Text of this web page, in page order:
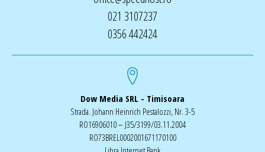
021 3107237
0356 442424
Dow Media SRL - Timisoara
Strada. Johann Heinrich Pestalozzi, Nr. 3-5
RO16906010 – J35/3199/03.11.2004
RO73BREL0002001671170100